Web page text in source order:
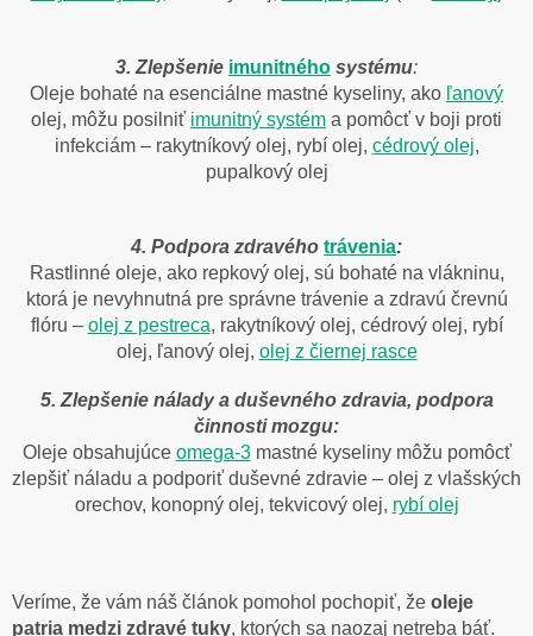
3. Zlepšenie imunitného systému:
Oleje bohaté na esenciálne mastné kyseliny, ako ľanový
olej, môžu posilniť imunitný systém a pomôcť v boji proti
infekciám – rakytníkový olej, rybí olej, cédrový olej,
pupalkový olej
4. Podpora zdravého trávenia:
Rastlinné oleje, ako repkový olej, sú bohaté na vlákninu,
ktorá je nevyhnutná pre správne trávenie a zdravú črevnú
flóru – olej z pestreca, rakytníkový olej, cédrový olej, rybí
olej, ľanový olej, olej z čiernej rasce
5. Zlepšenie nálady a duševného zdravia, podpora
činnosti mozgu:
Oleje obsahujúce omega-3mastné kyseliny môžu pomôcť
zlepšiť náladu a podporiť duševné zdravie – olej z vlašských
orechov, konopný olej, tekvicový olej, rybí olej
Veríme, že vám náš článok pomohol pochopiť, že oleje
patria medzi zdravé tuky, ktorých sa naozaj netreba báť.